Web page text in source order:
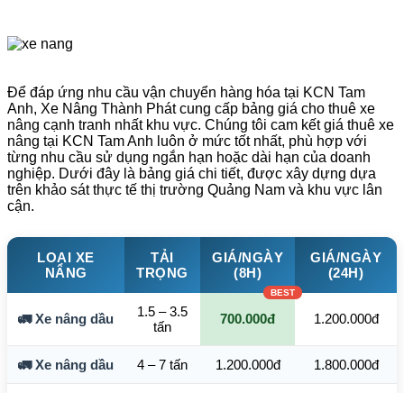
Để đáp ứng nhu cầu vận chuyển hàng hóa tại KCN Tam
Anh, Xe Nâng Thành Phát cung cấp bảng giá cho thuê xe
nâng cạnh tranh nhất khu vực. Chúng tôi cam kết giá thuê xe
nâng tại KCN Tam Anh luôn ở mức tốt nhất, phù hợp với
từng nhu cầu sử dụng ngắn hạn hoặc dài hạn của doanh
nghiệp. Dưới đây là bảng giá chi tiết, được xây dựng dựa
trên khảo sát thực tế thị trường Quảng Nam và khu vực lân
cận.
LOẠI XE
NÂNG
TẢI
TRỌNG
GIÁ/NGÀY
(8H)
GIÁ/NGÀY
(24H)
🚛 Xe nâng dầu
1.5 – 3.5
tấn
700.000đ 1.200.000đ
🚛 Xe nâng dầu 4 – 7 tấn 1.200.000đ 1.800.000đ